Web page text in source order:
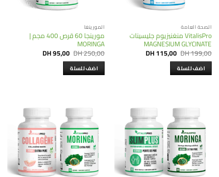
الصحة العامة
VitalisPro منغنيزيوم جليسينات
MAGNESIUM GLYCINATE
DH199,00
Original
price
was:
DH 199,00.
DH115,00
Current
price
اضف للسلة
المورينغا
مورينجا 60 قرص 400 مجم |
MORINGA
DH250,00
Original
price
was:
DH 250,00.
DH95,00
Current
price
اضف للسلة